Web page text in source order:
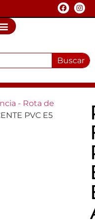
Buscar
- Rota de
PVC E5